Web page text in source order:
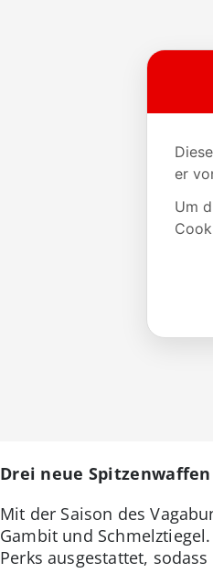
Drei neue Spitzenwaffen
Mit der Saison des
Gambit und
Perks ausgestattet,